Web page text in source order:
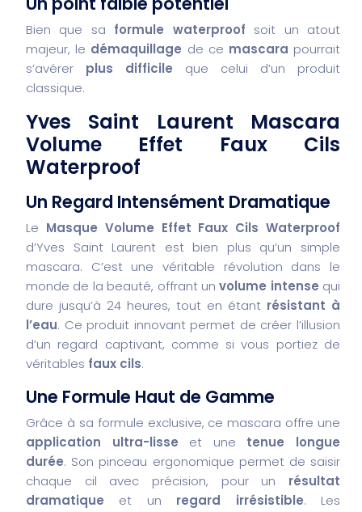
Bien que sa formule waterproof soit un atout
majeur, le démaquillage de ce mascara pourrait
s’avérer plus difficile que celui d’un produit
classique.
Yves Saint Laurent Mascara
Volume Effet Faux Cils
Waterproof
Un Regard Intensément Dramatique
Le Masque Volume Effet Faux Cils Waterproof
d’Yves Saint Laurent est bien plus qu’un simple
mascara. C’est une véritable révolution dans le
monde de la beauté, offrant unvolume intense qui
dure jusqu’à 24 heures, tout en étant résistant à
l’eau. Ce produit innovant permet de créer l’illusion
d’un regard captivant, comme si vous portiez de
véritables faux cils.
Une Formule Haut de Gamme
Grâce à sa formule exclusive, ce mascara offre une
application ultra-lisse et une tenue longue
durée. Son pinceau ergonomique permet de saisir
chaque cil avec précision, pour un résultat
dramatique et un regard irrésistible. Les